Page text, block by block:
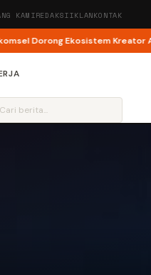
KAMIREDAKSIIKLANKONTAK
Dorong Ekosistem Kreator AI